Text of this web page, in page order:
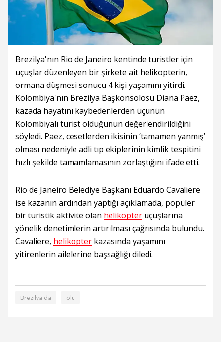
Brezilya'nın Rio de Janeiro kentinde turistler için
uçuşlar düzenleyen bir şirkete ait helikopterin,
ormana düşmesi sonucu 4 kişi yaşamını yitirdi.
Kolombiya'nın Brezilya Başkonsolosu Diana Paez,
kazada hayatını kaybedenlerden üçünün
Kolombiyalı turist olduğunun değerlendirildiğini
söyledi. Paez, cesetlerden ikisinin ‘tamamen yanmış’
olması nedeniyle adli tıp ekiplerinin kimlik tespitini
hızlı şekilde tamamlamasının zorlaştığını ifade etti.
Rio de Janeiro Belediye Başkanı Eduardo Cavaliere
ise kazanın ardından yaptığı açıklamada, popüler
bir turistik aktivite olan helikopter uçuşlarına
yönelik denetimlerin artırılması çağrısında bulundu.
Cavaliere, helikopter kazasında yaşamını
yitirenlerin ailelerine başsağlığı diledi.
Brezilya'da ölü